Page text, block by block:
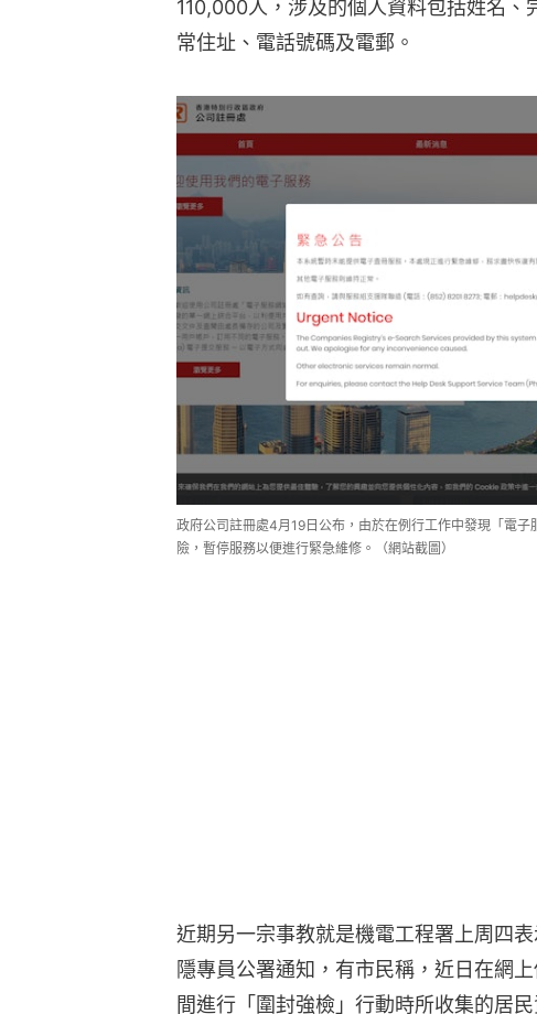
110,000人，涉及的個人資料包括姓名
常住址、電話號碼及電郵。
政府公司註冊處4月19日公布，由於在例行工作中發現「電
險，暫停服務以便進行緊急維修。（網站截圖）
近期另一宗事教就是機電工程署上周四
隱專員公署通知，有市民稱，近日在網
間進行「圍封強檢」行動時所收集的居民